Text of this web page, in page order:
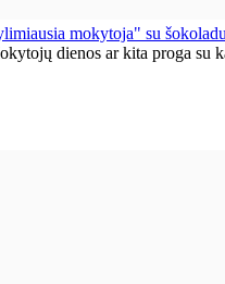
mokytoja" su
dienos ar kita proga su